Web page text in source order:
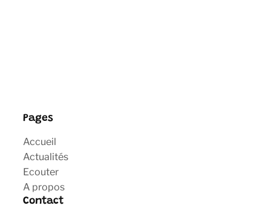
Pages
Accueil
Actualités
Ecouter
A propos
Contact